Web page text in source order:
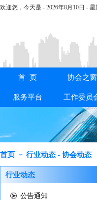
欢迎您， 今天是 - 2026年8月10日 -
首 页 协会之窗
服务平台 工作委员
重要通知： 关于交纳
首页 － 行业动态 - 协会动态
行业动态
公告通知